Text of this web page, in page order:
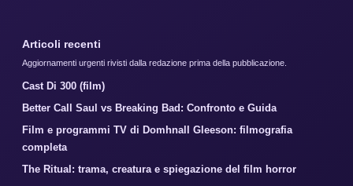
Articoli recenti
Aggiornamenti urgenti rivisti dalla redazione prima della pubblicazione.
Cast Di 300 (film)
Better Call Saul vs Breaking Bad: Confronto e Guida
Film e programmi TV di Domhnall Gleeson: filmografia
completa
The Ritual: trama, creatura e spiegazione del film horror